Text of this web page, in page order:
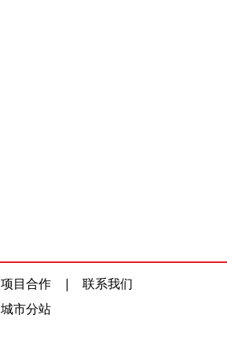
项目合作 |
联系我们
城市分站